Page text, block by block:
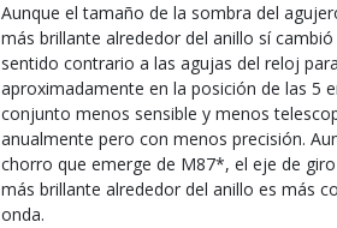
Aunque el tamaño de la sombra del
más brillante alrededor del anillo sí
sentido contrario a las agujas del reloj
aproximadamente en la posición de las 5
conjunto menos sensible y menos
anualmente pero con menos precisión.
chorro que emerge de M87*, el eje de
más brillante alrededor del anillo es más
onda.